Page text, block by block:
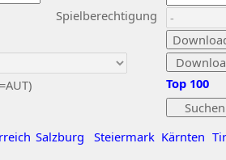
Spielberechtigung
Salzburg Steiermark Kärnten
Top 100